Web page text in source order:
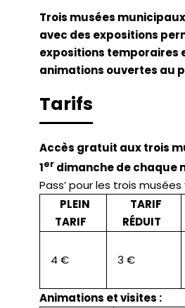
Trois musées
avec des expositions
expositions temporaires
animations ouvertes au
Tarifs
Accès gratuit aux trois
1er dimanche de chaque
Pass’ pour les trois musées
PLEIN
TARIF
TARIF
RÉDUIT
4 € 3 €
Animations et visites :